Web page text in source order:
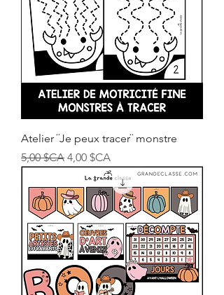
Atelier ¨Je peux tracer¨ monstre
Prix original
5,00 $CA Prix promotionnel
4,00 $CA